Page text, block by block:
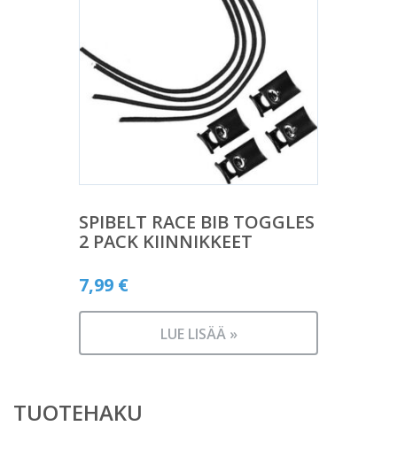
SPIBELT RACE BIB TOGGLES
2 PACK KIINNIKKEET
7,99 €
LUE LISÄÄ »
TUOTEHAKU